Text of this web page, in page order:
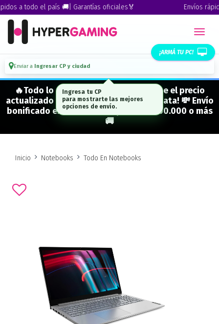
a todo el país 🚚| Garantías oficiales🏅 Envíos
¡ARMÁ TU PC!
Enviar a Ingresar CP y ciudad
🔥Todo lo que figura "EN STOCK" tiene el precio
actualizado y está para entrega inmediata! 💸 Envío
bonificado en CABA en compras de $500.000 o más
🚚
Inicio Notebooks Todo En Notebooks
Ingresa tu CP
para mostrarte las mejores
opciones de envío.